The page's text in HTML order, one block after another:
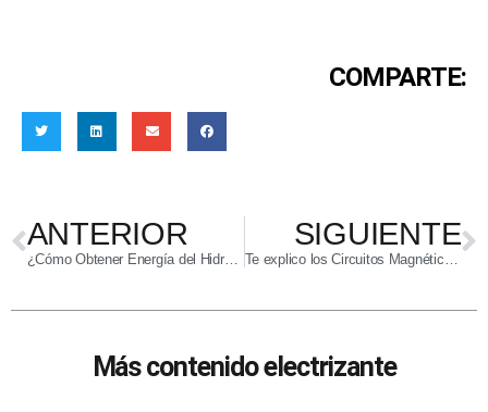
COMPARTE:
ANTERIOR
¿Cómo Obtener Energía del Hidrógeno? Pilas de Hidrógeno
SIGUIENTE
Te explico los Circuitos Magnéticos a partir de los Eléctricos. Ley de Hopkinson Vs. Ley de Ohm
Más contenido electrizante